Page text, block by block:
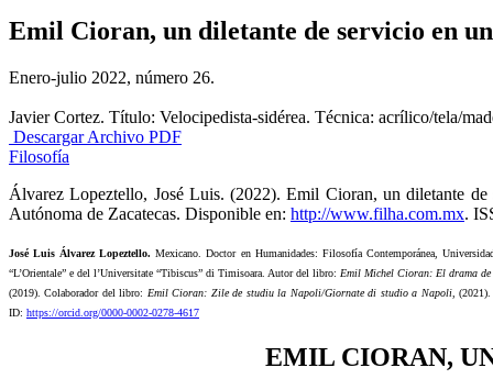
Emil Cioran, un diletante de servicio en
Enero-julio 2022, número 26.
Javier Cortez. Título: Velocipedista-sidérea. Técnica: acrílico/tela/
Descargar Archivo PDF
Filosofía
Álvarez Lopeztello, José Luis. (2022). Emil Cioran, un diletante de
Autónoma de Zacatecas. Disponible en: http://www.filha.com.mx.
José Luis Álvarez Lopeztello.Mexicano. Doctor en Humanidades: Filosofía Contemporánea,
“L’Orientale” e del l’Universitate “Tibiscus” di Timisoara. Autor del libro: Emil Michel Cioran: El drama
(2019). Colaborador del libro: Emil Cioran: Zile de studiu la Napoli/Giornate di studio a Napoli, (2021).
ID: https://orcid.org/0000-0002-0278-4617
EMIL CIORAN,